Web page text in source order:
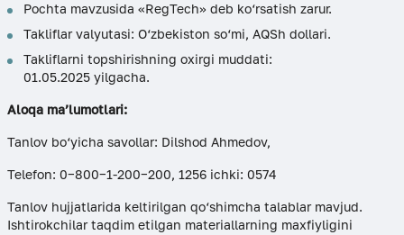
Pochta mavzusida «RegTech» deb ko‘rsatish zarur.
Takliflar valyutasi: O‘zbekiston so‘mi, AQSh dollari.
Takliflarni topshirishning oxirgi muddati:
01.05.2025 yilgacha.
Aloqa ma’lumotlari:
Tanlov bo‘yicha savollar: Dilshod Ahmedov,
Telefon: 0−800−1-200−200, 1256 ichki: 0574
Tanlov hujjatlarida keltirilgan qo‘shimcha talablar mavjud.
Ishtirokchilar taqdim etilgan materiallarning maxfiyligini